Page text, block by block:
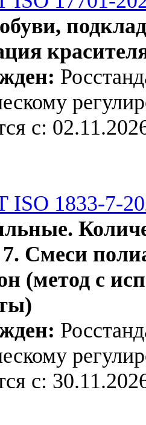
с:
ISO 1833-7-
Смеси
(метод с
с: